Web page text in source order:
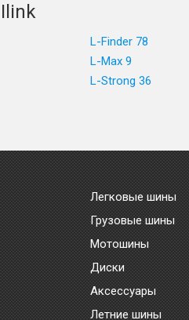
L-Finder 78
L-Max 9
L-Strong 36
Легковые шины
Грузовые шины
Мотошины
Диски
Аксессуары
Летние шины